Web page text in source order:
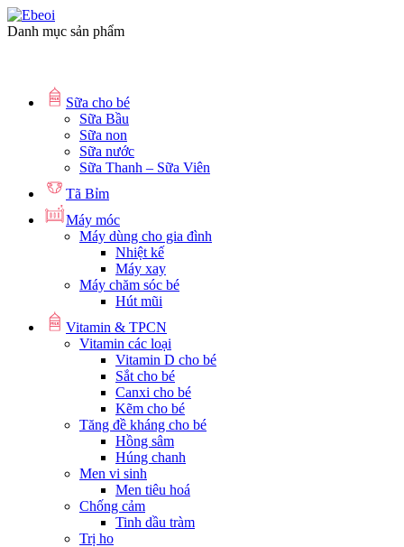
Danh mục sản phẩm
Sữa cho bé
Sữa Bầu
Sữa non
Sữa nước
Sữa Thanh – Sữa Viên
Tã Bỉm
Máy móc
Máy dùng cho gia đình
Nhiệt kế
Máy xay
Máy chăm sóc bé
Hút mũi
Vitamin & TPCN
Vitamin các loại
Vitamin D cho bé
Sắt cho bé
Canxi cho bé
Kẽm cho bé
Tăng đề kháng cho bé
Hồng sâm
Húng chanh
Men vi sinh
Men tiêu hoá
Chống cảm
Tinh dầu tràm
Trị ho